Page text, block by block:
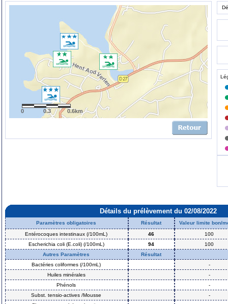
0 0.3 0.6km
Détails du prélèvement du 02/08/2022
Paramètres obligatoires Résultat
Valeur limite bon/
Entérocoques intestinaux (/100mL)
46
100
Escherichia coli (E.coli) (/100mL)
94
100
Autres Paramètres
Résultat
Bactéries coliformes (/100mL)
-
Huiles minérales
-
Phénols
-
Subst. tensio-actives /Mousse
-